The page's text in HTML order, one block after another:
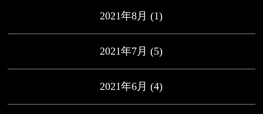
2021年8月 (1)
2021年7月 (5)
2021年6月 (4)